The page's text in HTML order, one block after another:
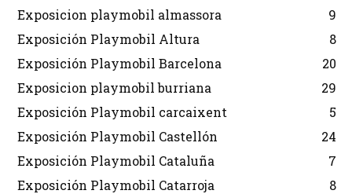
Exposicion playmobil almassora
9
Exposición Playmobil Altura
8
Exposición Playmobil Barcelona
20
Exposicion playmobil burriana
29
Exposición Playmobil carcaixent
5
Exposición Playmobil Castellón
24
Exposición Playmobil Cataluña
7
Exposición Playmobil Catarroja
8